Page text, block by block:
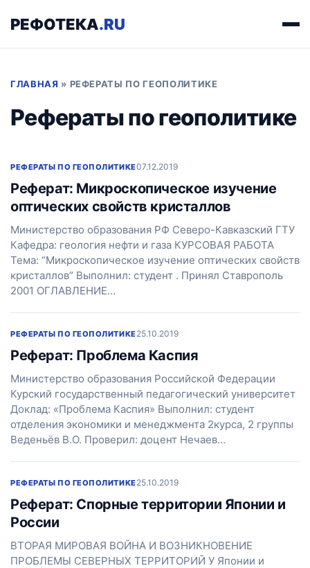
РЕФОТЕКА.RU
ГЛАВНАЯ » РЕФЕРАТЫ ПО ГЕОПОЛИТИКЕ
Рефераты по геополитике
РЕФЕРАТЫ ПО ГЕОПОЛИТИКЕ07.12.2019
Реферат: Микроскопическое изучение
оптических свойств кристаллов
Министерство образования РФ Северо-Кавказский ГТУ
Кафедра: геология нефти и газа КУРСОВАЯ РАБОТА
Тема: “Микроскопическое изучение оптических свойств
кристаллов” Выполнил: студент . Принял Ставрополь
2001 ОГЛАВЛЕНИЕ…
РЕФЕРАТЫ ПО ГЕОПОЛИТИКЕ25.10.2019
Реферат: Проблема Каспия
Министерство образования Российской Федерации
Курский государственный педагогический университет
Доклад: «Проблема Каспия» Выполнил: студент
отделения экономики и менеджмента 2курса, 2 группы
Веденьёв В.О. Проверил: доцент Нечаев…
РЕФЕРАТЫ ПО ГЕОПОЛИТИКЕ25.10.2019
Реферат: Спорные территории Японии и
России
ВТОРАЯ МИРОВАЯ ВОЙНА И ВОЗНИКНОВЕНИЕ
ПРОБЛЕМЫ СЕВЕРНЫХ ТЕРРИТОРИЙ У Японии и